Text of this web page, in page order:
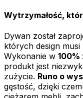
Wytrzymałość,
Dywan został
których design musi
Wykonanie w 100%
produkt jest
zużycie. Runo o
gęstość, dzięki